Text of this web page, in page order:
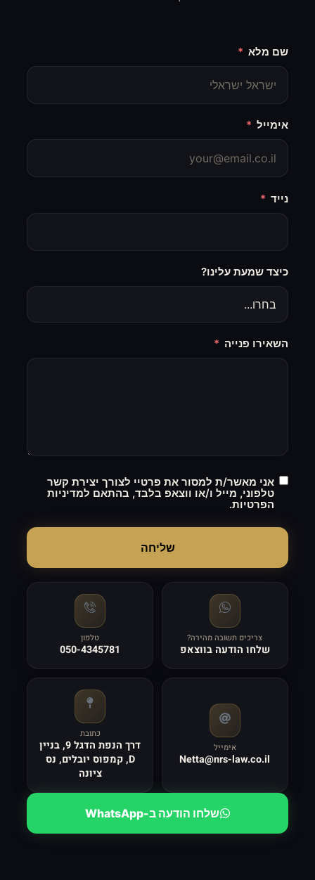
צריכים תשובה מהירה?
שלחו הודעה בווצאפ
טלפון
050-4345781
אימייל
Netta@nrs-law.co.il
כתובת
דרך הנפת הדגל 9, בניין
D, קמפוס יובלים, נס
ציונה
שלחו הודעה ב-WhatsApp
שם מלא
אימייל
נייד
כיצד שמעת עלינו?
בחרו...
השאירו פנייה
אני מאשר/ת למסור את פרטיי לצורך יצירת קשר
טלפוני, מייל ו/או ווצאפ בלבד, בהתאם למדיניות
הפרטיות.
שליחה